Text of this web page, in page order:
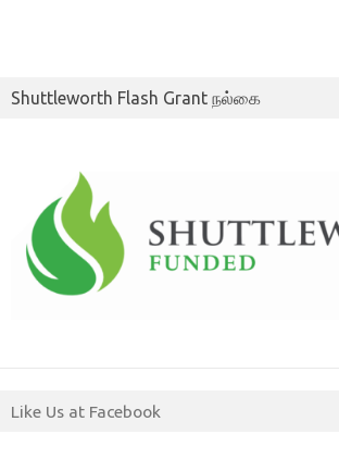
Shuttleworth Flash Grant நல்கை
Like Us at Facebook